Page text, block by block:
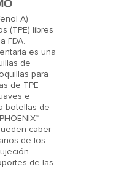
A)
(TPE) libres
FDA.
es una
de
para
de TPE
e
botellas de
caber
de los
de las